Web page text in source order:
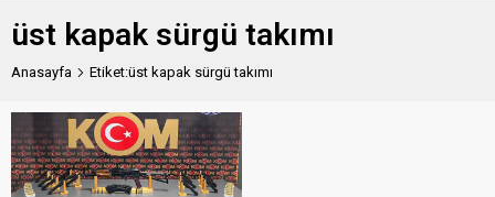
üst kapak sürgü takımı
Anasayfa Etiket:üst kapak sürgü takımı